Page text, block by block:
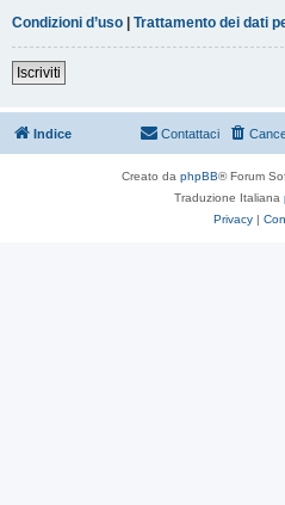
Condizioni d’uso | Trattamento dei dati
Iscriviti
Indice Contattaci
Creato da phpBB® Forum
Traduzione Italiana
Privacy |